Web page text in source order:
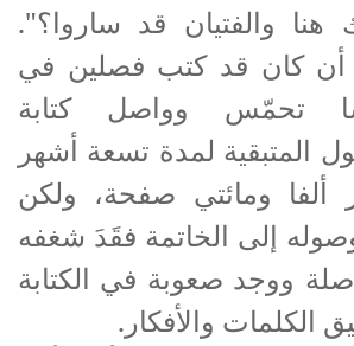
هنا والفتيان قد ساروا؟".
أن كان قد كتب فصلين في
تحمّس وواصل كتابة
المتبقية لمدة تسعة أشهر
ألفا ومائتي صفحة، ولكن
إلى الخاتمة فقَدَ شغفه
ووجد صعوبة في الكتابة
الكلمات والأفكار.